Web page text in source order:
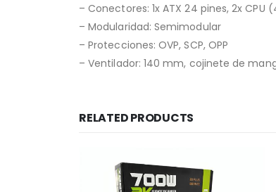
– Conectores: 1x ATX 24 pines, 2x CPU
– Modularidad: Semimodular
– Protecciones: OVP, SCP, OPP
– Ventilador: 140 mm, cojinete de
RELATED PRODUCTS